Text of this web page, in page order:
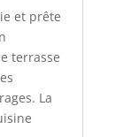
et prête
terrasse
La